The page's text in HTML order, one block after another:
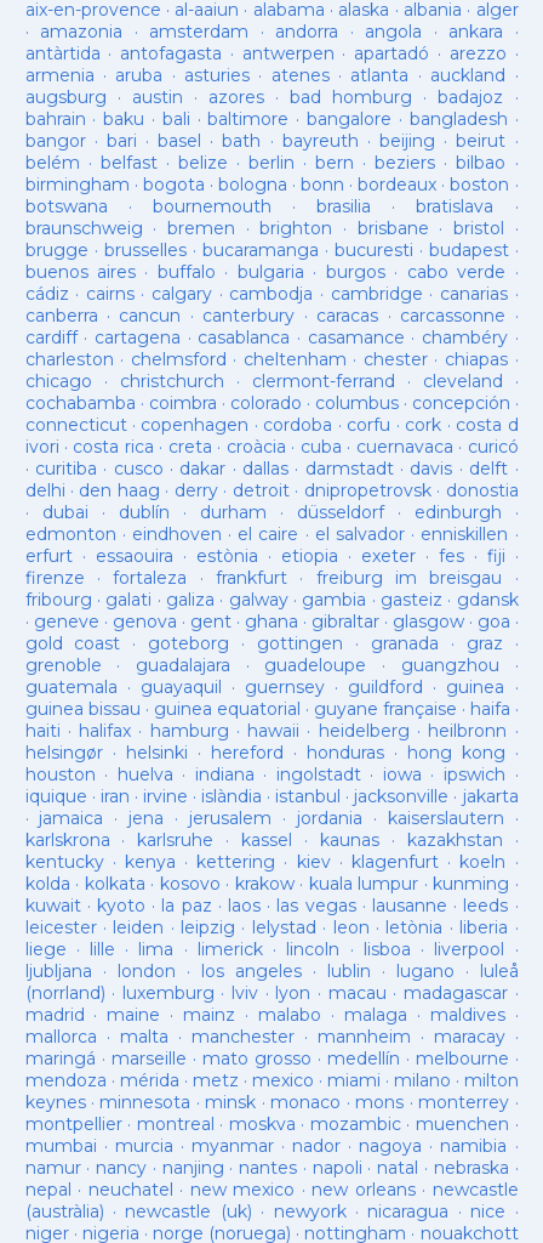
aix-en-provence · al-aaiun · alabama · alaska · albania · alger
· amazonia · amsterdam · andorra · angola · ankara ·
antàrtida · antofagasta · antwerpen · apartadó · arezzo ·
armenia · aruba · asturies· atenes· atlanta · auckland ·
augsburg · austin · azores·bad homburg ·badajoz ·
bahrain ·baku · bali ·baltimore ·bangalore · bangladesh ·
bangor· bari ·basel ·bath · bayreuth ·beijing ·beirut ·
belém · belfast· belize · berlin ·bern ·beziers ·bilbao ·
birmingham · bogota · bologna ·bonn ·bordeaux ·boston ·
botswana · bournemouth ·brasilia ·bratislava ·
braunschweig · bremen ·brighton · brisbane · bristol ·
brugge · brusselles· bucaramanga · bucuresti · budapest·
buenos aires· buffalo · bulgaria · burgos· cabo verde ·
cádiz · cairns· calgary · cambodja · cambridge · canarias·
canberra · cancun · canterbury · caracas · carcassonne ·
cardiff· cartagena · casablanca · casamance · chambéry·
charleston · chelmsford · cheltenham · chester· chiapas ·
chicago · christchurch · clermont-ferrand · cleveland ·
cochabamba · coimbra · colorado · columbus· concepción ·
connecticut· copenhagen · cordoba · corfu · cork · costa d
ivori · costa rica · creta · croàcia · cuba · cuernavaca · curicó
· curitiba · cusco · dakar · dallas · darmstadt· davis · delft ·
delhi · den haag · derry· detroit· dnipropetrovsk· donostia
· dubai · dublín · durham · düsseldorf· edinburgh ·
edmonton · eindhoven · el caire · el salvador · enniskillen ·
erfurt· essaouira · estònia · etiopia · exeter· fes· fiji ·
firenze ·fortaleza · frankfurt· freiburg im breisgau ·
fribourg · galati · galiza · galway· gambia · gasteiz · gdansk
· geneve · genova · gent· ghana · gibraltar· glasgow· goa ·
gold coast · goteborg · gottingen · granada · graz ·
grenoble · guadalajara · guadeloupe · guangzhou ·
guatemala · guayaquil · guernsey· guildford · guinea ·
guinea bissau · guinea equatorial · guyane française · haifa ·
haiti · halifax · hamburg · hawaii · heidelberg · heilbronn ·
helsingør· helsinki · hereford · honduras· hong kong ·
houston · huelva · indiana · ingolstadt· iowa · ipswich ·
iquique · iran · irvine · islàndia · istanbul · jacksonville · jakarta
· jamaica · jena · jerusalem · jordania · kaiserslautern ·
karlskrona · karlsruhe · kassel · kaunas· kazakhstan ·
kentucky· kenya · kettering · kiev· klagenfurt · koeln ·
kolda · kolkata · kosovo · krakow· kuala lumpur · kunming ·
kuwait· kyoto · la paz · laos· las vegas· lausanne · leeds ·
leicester· leiden · leipzig · lelystad · leon · letònia · liberia ·
liege · lille · lima · limerick· lincoln · lisboa · liverpool ·
ljubljana · london · los angeles· lublin · lugano · luleå
(norrland) · luxemburg · lviv · lyon · macau · madagascar·
madrid · maine · mainz · malabo · malaga · maldives·
mallorca · malta · manchester· mannheim · maracay·
maringá · marseille · mato grosso · medellín · melbourne ·
mendoza · mérida · metz · mexico · miami · milano · milton
keynes· minnesota · minsk · monaco · mons · monterrey ·
montpellier· montreal · moskva · mozambic· muenchen ·
mumbai · murcia · myanmar· nador · nagoya · namibia ·
namur· nancy · nanjing · nantes · napoli · natal · nebraska ·
nepal · neuchatel · new mexico · new orleans· newcastle
(austràlia) · newcastle (uk) · newyork· nicaragua · nice ·
niger· nigeria · norge (noruega) · nottingham · nouakchott